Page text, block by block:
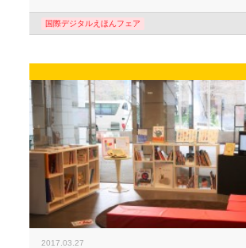
国際デジタルえほんフェア
2017.03.27